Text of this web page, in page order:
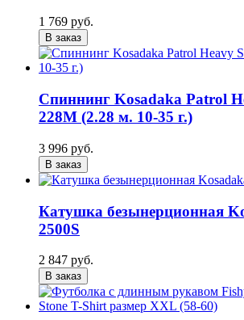
1 769 руб.
В заказ
Спиннинг Kosadaka Patrol
228M (2.28 м. 10-35 г.)
3 996 руб.
В заказ
Катушка безынерционная
2500S
2 847 руб.
В заказ